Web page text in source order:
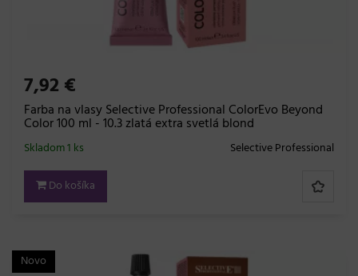
7,92 €
Farba na vlasy Selective Professional ColorEvo Beyond
Color 100 ml - 10.3 zlatá extra svetlá blond
Selective Professional
Skladom 1 ks
Do košíka
Novo